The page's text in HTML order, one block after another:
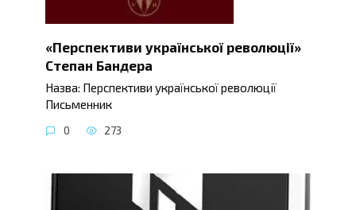
«Перспективи української революції»
Степан Бандера
Назва: Перспективи української революції
Письменник
0 273